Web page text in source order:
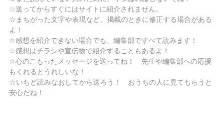
☆送ってからすぐにはサイトに紹介されません。
☆まちがった文字や表現など、掲載のときに修正する場合がある
よ！
☆感想を紹介できない場合でも、編集部ですべて読みます！
☆感想はチラシや宣伝物で紹介することもあるよ！
☆心のこもったメッセージを送ってね！ 先生や編集部への応援
もくれるとうれしいな！
☆いちど読みなおしてから送ろう！ おうちの人に見てもらうと
安心だね！